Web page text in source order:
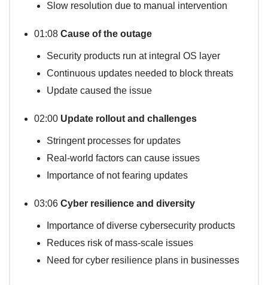
Slow resolution due to manual intervention
01:08 Cause of the outage
Security products run at integral OS layer
Continuous updates needed to block threats
Update caused the issue
02:00 Update rollout and challenges
Stringent processes for updates
Real-world factors can cause issues
Importance of not fearing updates
03:06 Cyber resilience and diversity
Importance of diverse cybersecurity products
Reduces risk of mass-scale issues
Need for cyber resilience plans in businesses